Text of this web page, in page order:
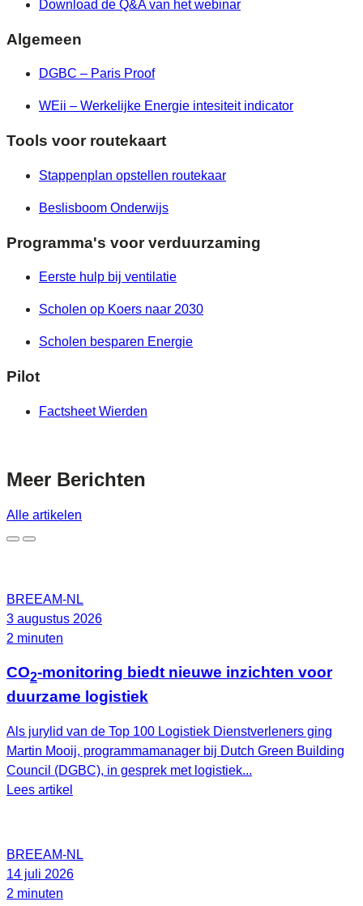
Download de Q&A van het webinar
Algemeen
DGBC – Paris Proof
WEii – Werkelijke Energie intesiteit indicator
Tools voor routekaart
Stappenplan opstellen routekaar
Beslisboom Onderwijs
Programma's voor verduurzaming
Eerste hulp bij ventilatie
Scholen op Koers naar 2030
Scholen besparen Energie
Pilot
Factsheet Wierden
Meer Berichten
Alle artikelen
BREEAM-NL
3 augustus 2026
2 minuten
CO2-monitoring biedt nieuwe inzichten voor
duurzame logistiek
Als jurylid van de Top 100 Logistiek Dienstverleners ging
Martin Mooij, programmamanager bij Dutch Green Building
Council (DGBC), in gesprek met logistiek...
Lees artikel
BREEAM-NL
14 juli 2026
2 minuten